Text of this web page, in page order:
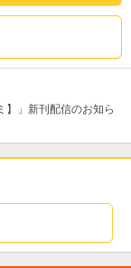
】」新刊配信のお知ら